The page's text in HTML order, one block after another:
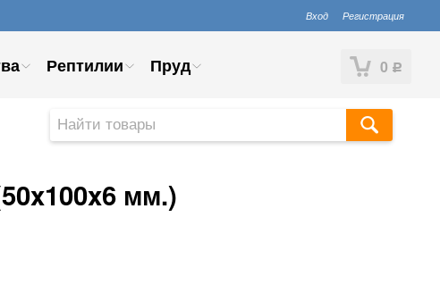
Вход Регистрация
0 Р
Рептилии Пруд
мм.)